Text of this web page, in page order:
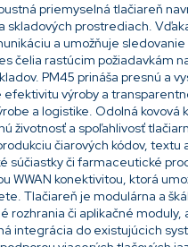
priemyselná tlačiareň
skladových prostrediach.
a umožňuje
čelia rastúcim požiadavkám
PM45 prináša presnú a
efektivitu výroby a
a logistike. Odolná
životnosť a spoľahlivosť
čiarových kódov, textu
súčiastky či farmaceutické
WWAN konektivitou, ktorá
Tlačiareň je modulárna a
rozhrania či aplikačné
integrácia do existujúcich